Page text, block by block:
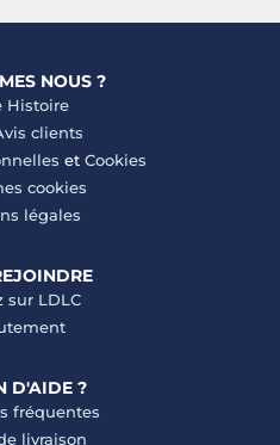
NOUS ?
Histoire
clients
et Cookies
cookies
légales
sur LDLC
D'AIDE ?
fréquentes
livraison